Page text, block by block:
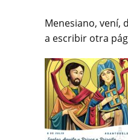
Menesiano, vení,
a escribir otra